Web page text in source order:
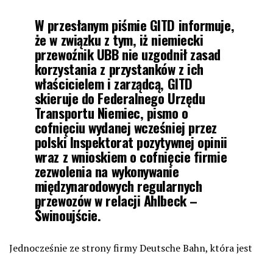
W przesłanym piśmie GITD informuje,
że w związku z tym, iż niemiecki
przewoźnik UBB nie uzgodnił zasad
korzystania z przystanków z ich
właścicielem i zarządcą, GITD
skieruje do Federalnego Urzędu
Transportu Niemiec, pismo o
cofnięciu wydanej wcześniej przez
polski Inspektorat pozytywnej opinii
wraz z wnioskiem o cofnięcie firmie
zezwolenia na wykonywanie
międzynarodowych regularnych
przewozów w relacji Ahlbeck –
Świnoujście.
Jednocześnie ze strony firmy Deutsche Bahn, która jest